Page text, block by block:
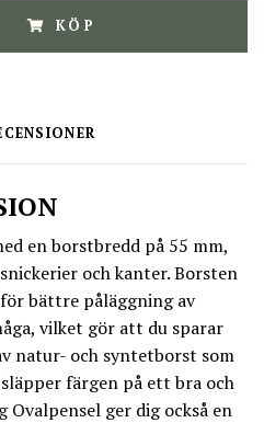
KÖP
en borstbredd på 55 mm,
och kanter. Borsten
bättre påläggning av
vilket gör att du sparar
natur- och syntetborst som
färgen på ett bra och
ger dig också en